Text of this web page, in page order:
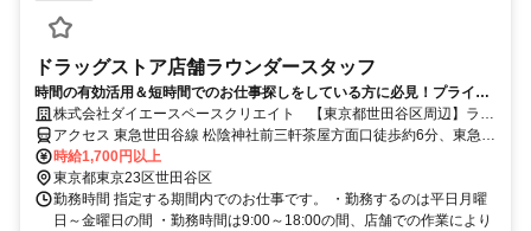
ドラッグストア店舗ラウンダースタッフ
時間の有効活用＆短時間でのお仕事探しをしている方に必見！プライベ
ート重視のお仕事！
株式会社ダイエースペースクリエイト 【東京都世田谷区周辺】ラウ
ンダー業務
アクセス 東急世田谷線 松陰神社前三軒茶屋方面口徒歩約6分、東急世
田谷線 世田谷下高井戸方面口徒歩約6分、東急世田谷線 若林（東京
都）三軒茶屋方面口徒歩約8分 別途勤務店舗ごとにご案内
時給1,700円以上
東京都東京23区世田谷区
勤務時間 指定する期間内でのお仕事です。 ・勤務するのは平日月曜
日～金曜日の間 ・勤務時間は9:00～18:00の間、店舗での作業により